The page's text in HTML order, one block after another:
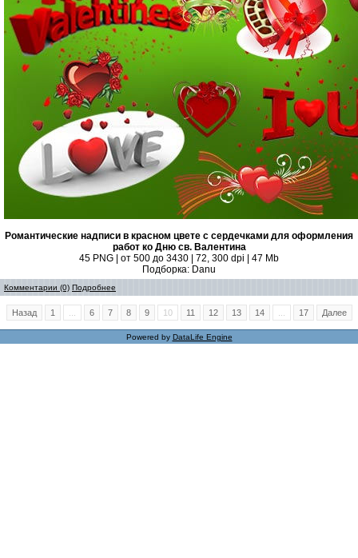
Романтические надписи в красном цвете с сердечками для оформления
работ ко Дню св. Валентина
45 PNG | от 500 до 3430 | 72, 300 dpi | 47 Mb
Подборка: Danu
Комментарии (0) Подробнее
Назад 1 6 7 8 9 10 11 12 13 14 17 Далее
Powered by DataLife Engine